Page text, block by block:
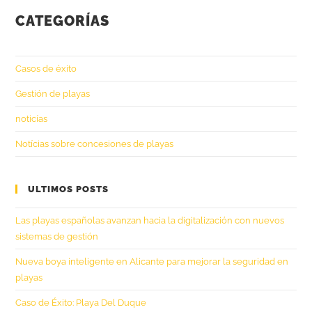
CATEGORÍAS
Casos de éxito
Gestión de playas
noticías
Notícias sobre concesiones de playas
ULTIMOS POSTS
Las playas españolas avanzan hacia la digitalización con nuevos
sistemas de gestión
Nueva boya inteligente en Alicante para mejorar la seguridad en
playas
Caso de Éxito: Playa Del Duque